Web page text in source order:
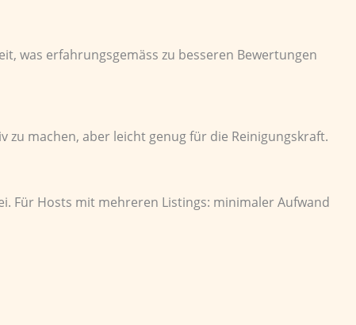
was erfahrungsgemäss zu besseren Bewertungen
zu machen, aber leicht genug für die Reinigungskraft.
Für Hosts mit mehreren Listings: minimaler Aufwand